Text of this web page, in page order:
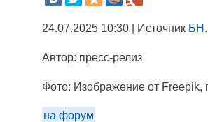
24.07.2025 10:30 | Источник
Автор: пресс-релиз
Фото: Изображение от Freepik,
на форум